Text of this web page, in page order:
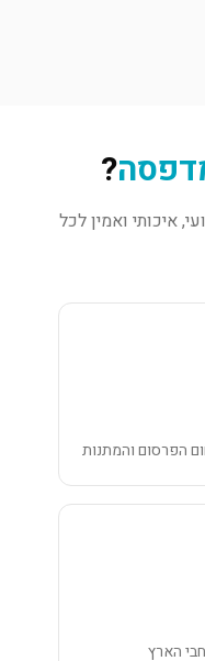
?
איכותי ואמין לכל
הפרסום והמתנות
הארץ